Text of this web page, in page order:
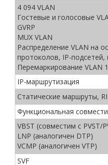
4 094 VLAN
Гостевые и голосовые
GVRP
MUX VLAN
Распределение VLAN на
протоколов, IP-подсетей,
Перемаркирование VLAN
IP-маршрутизация
Статические маршруты,
Функциональная
VBST (совместим с PVST/
LNP (аналогичен DTP)
VCMP (аналогичен VTP)
SVF